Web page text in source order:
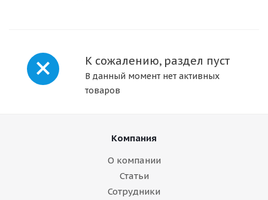
К сожалению, раздел пуст
В данный момент нет активных
товаров
Компания
О компании
Статьи
Сотрудники